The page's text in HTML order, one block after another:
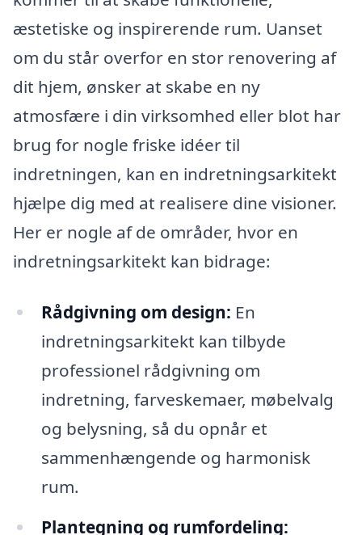
æstetiske og inspirerende rum. Uanset
om du står overfor en stor renovering af
dit hjem, ønsker at skabe en ny
atmosfære i din virksomhed eller blot har
brug for nogle friske idéer til
indretningen, kan en indretningsarkitekt
hjælpe dig med at realisere dine visioner.
Her er nogle af de områder, hvor en
indretningsarkitekt kan bidrage:
Rådgivning om design: En
indretningsarkitekt kan tilbyde
professionel rådgivning om
indretning, farveskemaer, møbelvalg
og belysning, så du opnår et
sammenhængende og harmonisk
rum.
Plantegning og rumfordeling: